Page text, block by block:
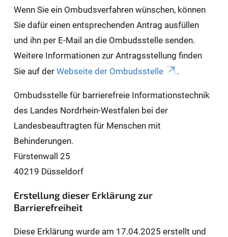
Wenn Sie ein Ombudsverfahren wünschen, können
Sie dafür einen entsprechenden Antrag ausfüllen
und ihn per E-Mail an die Ombudsstelle senden.
Weitere Informationen zur Antragsstellung finden
Sie auf der Webseite der Ombudsstelle .
Ombudsstelle für barrierefreie Informationstechnik
des Landes Nordrhein-Westfalen bei der
Landesbeauftragten für Men­schen mit
Behinderungen.
Fürstenwall 25
40219 Düsseldorf
Erstellung dieser Erklärung zur
Barrierefreiheit
Diese Erklärung wurde am 17.04.2025 erstellt und